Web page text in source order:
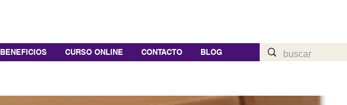
BENEFICIOS CURSO ONLINE CONTACTO BLOG